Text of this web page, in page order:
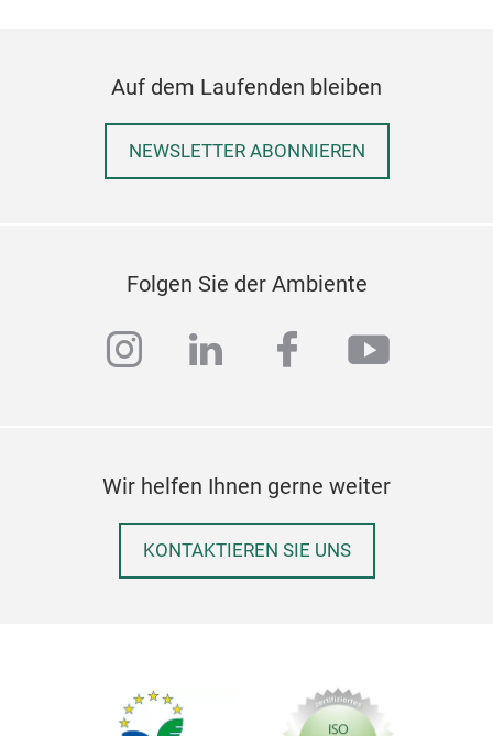
Auf dem Laufenden bleiben
NEWSLETTER ABONNIEREN
Folgen Sie der Ambiente
instagram
linkedinfacebook
Wir helfen Ihnen gerne weiter
KONTAKTIEREN SIE UNS